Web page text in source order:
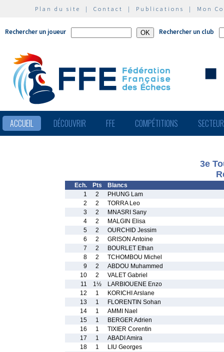
Plan du site | Contact | Publications | Mon
Rechercher un joueur Rechercher un club
ACCUEIL DÉCOUVRIR FFE COMPÉTITIONS
3e
Ech. Pts
Blancs
1
2
PHUNG Lam
2
2
TORRA Leo
3
2
MNASRI Sany
4
2
MALGIN Elisa
5
2
OURCHID Jessim
6
2
GRISON Antoine
7
2
BOURLET Ethan
8
2
TCHOMBOU Michel
9
2
ABDOU Muhammed
10
2
VALET Gabriel
11
1½
LARBIOUENE Enzo
12
1
KORICHI Arslane
13
1
FLORENTIN Sohan
14
1
AMMI Nael
15
1
BERGER Adrien
16
1
TIXIER Corentin
17
1
ABADI Amira
18
1
LIU Georges